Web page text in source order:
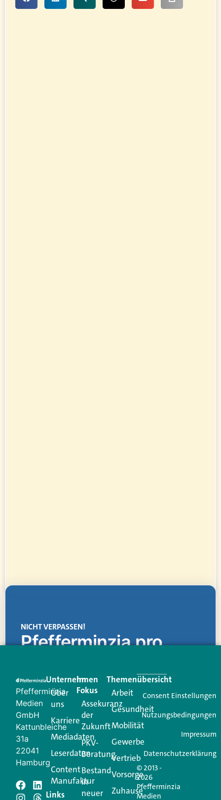
NICHT VERPASSEN!
Pfefferminzia.pro
Creator für Ihre Kundenkommunikation. Alles, was
Ihren Vertriebsalltag leichter macht. Mit nur einem
Login.
Jetzt anmelden
Pfefferminzia
Medien
GmbH
Kattunbleiche
31a
22041
Hamburg
Unternehmen
Über
uns
Karriere
Mediadaten
Leserdaten
Content
Manufaktur
Links
Im
Fokus
Assekuranz
der
Zukunft
PKV-
Beratung
Bestand
in
neuer
Themenübersicht
Arbeit
Gesundheit
Mobilität
Gewerbe
Vertrieb
Vorsorge
Zuhause
© 2013 -
2026
Pfefferminzia
Medien
Consent Einstellungen
Nutzungsbedingungen
Impressum
Datenschutzerklärung